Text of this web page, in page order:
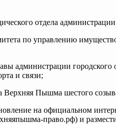
отдела
по управлению
администрации
и связи;
Верхняя Пышма шестого
на официальном
право.рф) и